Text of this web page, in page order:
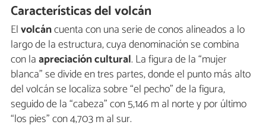
Características del volcán
Elvolcáncuenta con una serie de conos alineados a lo
largo de la estructura, cuya denominación se combina
con laapreciación cultural. La figura de la “mujer
blanca” se divide en tres partes, donde el punto más alto
del volcán se localiza sobre “el pecho” de la figura,
seguido de la “cabeza” con 5,146 m al norte y por último
“los pies” con 4,703 m al sur.